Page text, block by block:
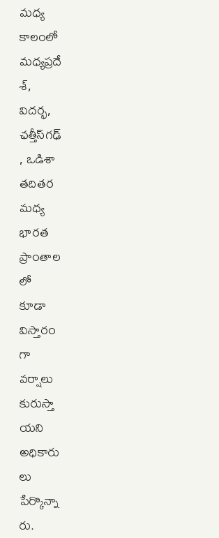
మధ్య
కాలంలో
మధ్యప్రదే
శ్,
విదర్భ,
ఛత్తీస్‌గఢ్
, ఒడిశా
తదితర
మధ్య
భారత
ప్రాంతాల
లో
కూడా
విస్తారం
గా
వర్షాలు
కురుస్తా
యని
అధికారు
లు
పేర్కొన్నా
రు.